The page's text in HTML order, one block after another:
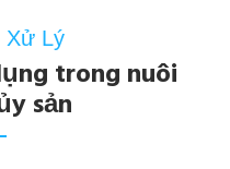
Xử Lý
trong nuôi
sản